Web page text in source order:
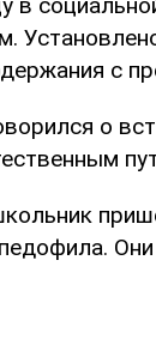
с
о